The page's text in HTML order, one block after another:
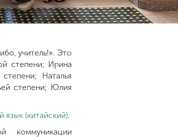
учитель!». Это
степени; Ирина
Наталья
степени; Юлия
язык (китайский).
коммуникации